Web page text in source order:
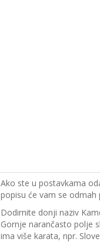
Ako ste u postavkama
popisu će vam se odmah
Dodirnite donji naziv
Gornje narančasto polje
ima više karata, npr.